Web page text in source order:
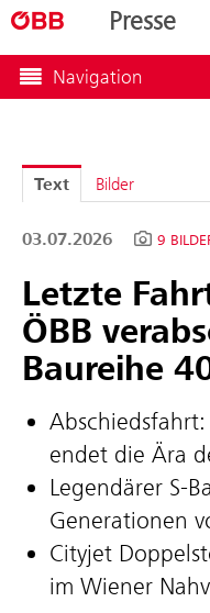
Presse
Navigation
Text Bilder
03.07.2026 9
Letzte
ÖBB
Baureihe
endet die Ära
Legendärer
Generationen
Cityjet
im Wiener